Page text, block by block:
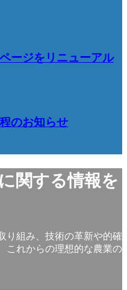
ージをリニューアル
のお知らせ
関する情報を
り組み、技術の革新や的確
これからの理想的な農業の